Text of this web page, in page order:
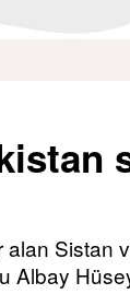
alan
Albay